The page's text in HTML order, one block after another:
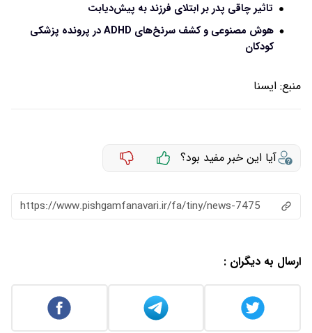
تاثیر چاقی پدر بر ابتلای فرزند به پیش‌دیابت
هوش مصنوعی و کشف سرنخ‌های ADHD در پرونده پزشکی
کودکان
منبع: ايسنا
آیا این خبر مفید بود؟
https://www.pishgamfanavari.ir/fa/tiny/news-7475
ارسال به دیگران :